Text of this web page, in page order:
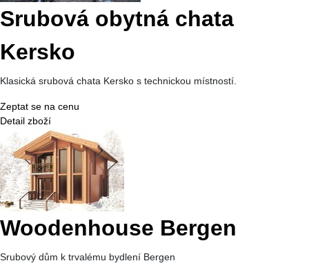
Srubová obytná chata
Kersko
Klasická srubová chata Kersko s technickou místností.
Zeptat se na cenu
Detail zboží
Woodenhouse Bergen
Srubový dům k trvalému bydlení Bergen